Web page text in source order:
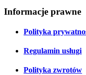
Informacje prawne
Polityka
Regulamin usługi
Polityka zwrotów